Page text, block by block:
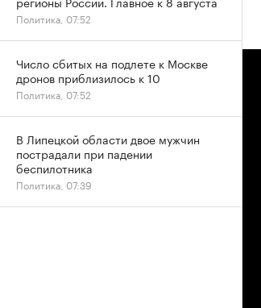
Политика, 07:52
Число сбитых на подлете к Москве
дронов приблизилось к 10
Политика, 07:52
В Липецкой области двое мужчин
пострадали при падении
беспилотника
Политика, 07:39